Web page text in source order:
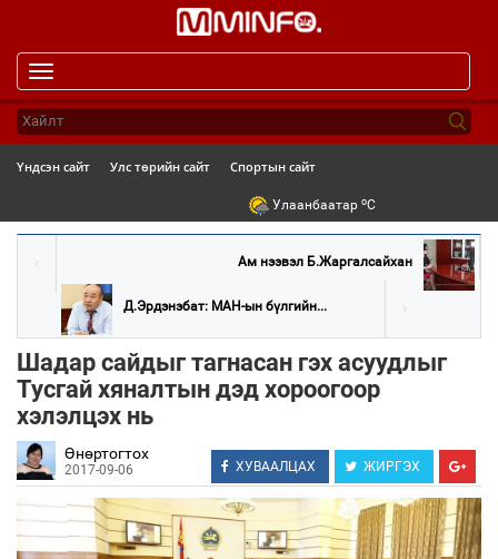
navigation
Үндсэн сайт Улс төрийн сайт Спортын сайт
Улаанбаатар oC
Ам нээвэл Б.Жаргалсайхан
Д.Эрдэнэбат: МАН-ын бүлгийн...
Шадар сайдыг тагнасан гэх асуудлыг
Тусгай хяналтын дэд хороогоор
хэлэлцэх нь
Өнөртогтох
2017-09-06 ХУВААЛЦАХ ЖИРГЭХ